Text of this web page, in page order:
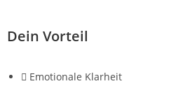
Dein Vorteil
Emotionale Klarheit